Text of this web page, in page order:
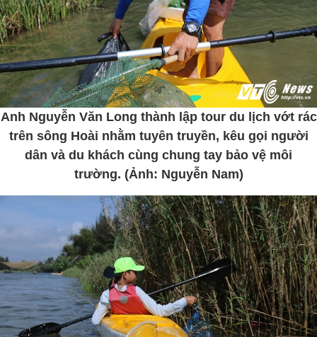
Anh Nguyễn Văn Long thành lập tour du lịch vớt rác
trên sông Hoài nhằm tuyên truyền, kêu gọi người
dân và du khách cùng chung tay bảo vệ môi
trường. (Ảnh: Nguyễn Nam)